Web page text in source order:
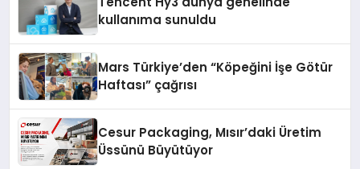
kullanıma sunuldu
Mars Türkiye’den “Köpeğini İşe Götür
Haftası” çağrısı
Cesur Packaging, Mısır’daki Üretim
Üssünü Büyütüyor